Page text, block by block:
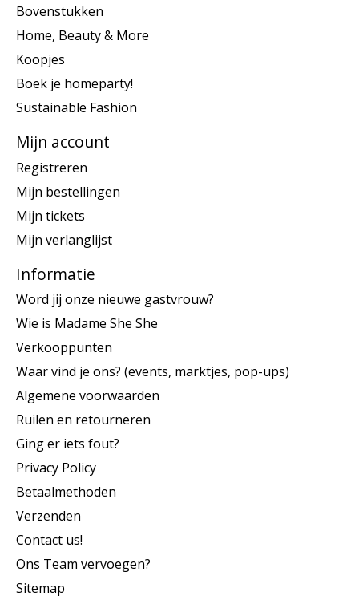
Bovenstukken
Home, Beauty & More
Koopjes
Boek je homeparty!
Sustainable Fashion
Mijn account
Registreren
Mijn bestellingen
Mijn tickets
Mijn verlanglijst
Informatie
Word jij onze nieuwe gastvrouw?
Wie is Madame She She
Verkooppunten
Waar vind je ons? (events, marktjes, pop-ups)
Algemene voorwaarden
Ruilen en retourneren
Ging er iets fout?
Privacy Policy
Betaalmethoden
Verzenden
Contact us!
Ons Team vervoegen?
Sitemap